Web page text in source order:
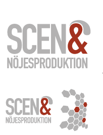
innehållet